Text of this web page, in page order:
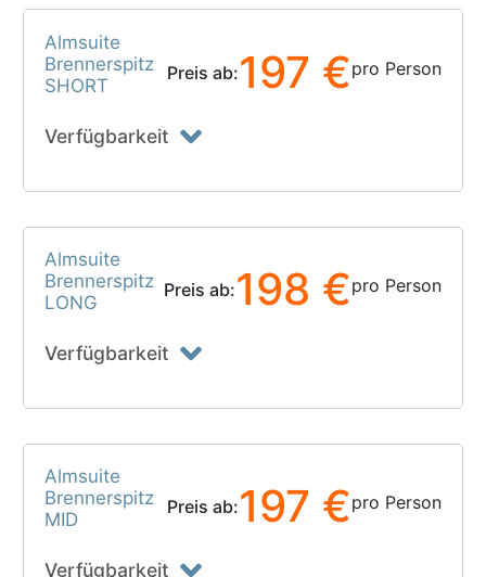
Almsuite
Brennerspitz
SHORT
Preis ab:197 €pro Person
Verfügbarkeit
Almsuite
Brennerspitz
LONG
Preis ab:198 €pro Person
Verfügbarkeit
Almsuite
Brennerspitz
MID
Preis ab:197 €pro Person
Verfügbarkeit